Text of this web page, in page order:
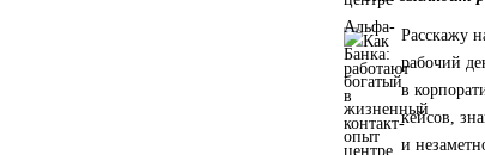
Расскажу
рабочий
в
кейсов,
и